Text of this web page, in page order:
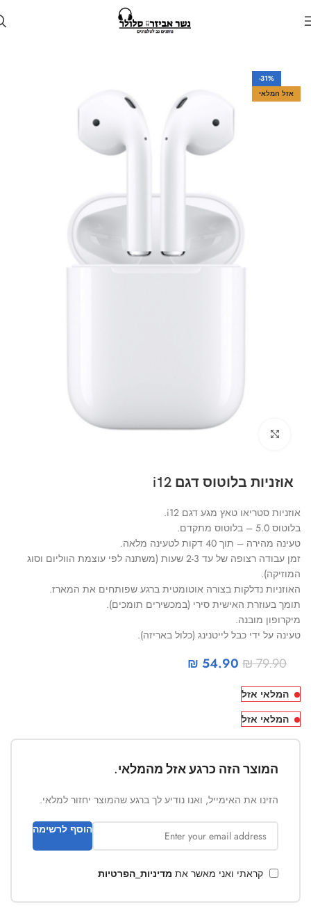
אוזניות אלחוטיות
-31%
אזל המלאי
Click to enlarge
אוזניות בלוטוס דגם i12
אוזניות סטריאו טאץ מגע דגם i12.
בלוטוס 5.0 – בלוטוס מתקדם.
טעינה מהירה – תוך 40 דקות לטעינה מלאה.
זמן עבודה רצופה של עד 2-3 שעות (משתנה לפי עוצמת הווליום וסוג
המוזיקה).
האוזניות נדלקות בצורה אוטומטית ברגע שפותחים את המארז.
תומך בעוזרת האישית סירי (במכשירים תומכים).
מיקרופון מובנה.
טעינה על ידי כבל לייטנינג (כלול באריזה).
₪79.90
₪ 54.90
המלאי אזל
המלאי אזל
המוצר הזה כרגע אזל מהמלאי.
הזינו את האימייל, ואנו נודיע לך ברגע שהמוצר יחזור למלאי.
הוסף לרשימה
קראתי ואני מאשר את מדיניות_הפרטיות